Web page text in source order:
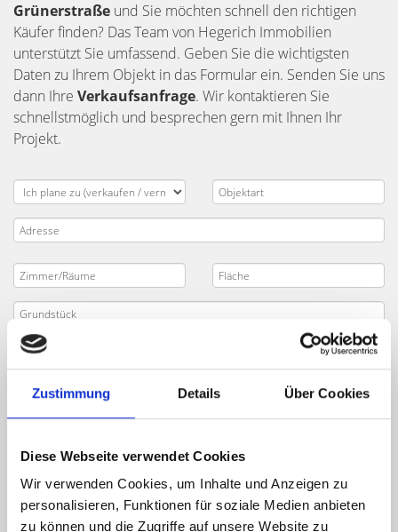
Zustimmung Details Über Cookies
Diese Webseite verwendet Cookies
Wir verwenden Cookies, um Inhalte und Anzeigen zu
personalisieren, Funktionen für soziale Medien anbieten
zu können und die Zugriffe auf unsere Website zu
Grünerstraße und Sie möchten schnell den richtigen
Käufer finden? Das Team von Hegerich Immobilien
unterstützt Sie umfassend. Geben Sie die wichtigsten
Daten zu Ihrem Objekt in das Formular ein. Senden Sie uns
dann Ihre Verkaufsanfrage. Wir kontaktieren Sie
schnellstmöglich und besprechen gern mit Ihnen Ihr
Projekt.